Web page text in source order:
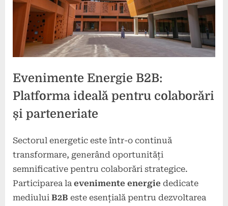
Evenimente Energie B2B:
Platforma ideală pentru colaborări
și parteneriate
Posted
on
16
decembrie
2024
By
press
Sectorul energetic este într-o continuă
transformare, generând oportunități
semnificative pentru colaborări strategice.
Participarea la evenimente energie dedicate
mediului B2B este esențială pentru dezvoltarea